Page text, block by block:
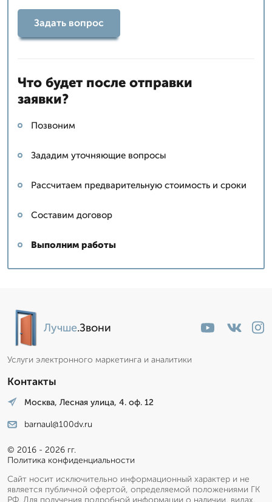
Задать вопрос
Что будет после отправки
заявки?
Позвоним
Зададим уточняющие вопросы
Рассчитаем предварительную стоимость и сроки
Составим договор
Выполним работы
Лучше.Звони
Услуги электронного маркетинга и аналитики
Контакты
Москва, Лесная улица, 4. оф. 12
barnaul@100dv.ru
© 2016 - 2026 гг.
Политика конфиденциальности
Сайт носит исключительно информационный характер и не
является публичной офертой, определяемой положениями ГК